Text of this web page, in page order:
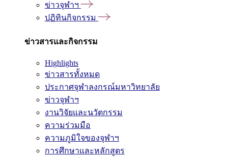
ข่าวจุฬาฯ
ปฏิทินกิจกรรม
ข่าวสารและกิจกรรม
Highlights
ข่าวสารทั้งหมด
ประกาศจุฬาลงกรณ์มหาวิทยาลัย
ข่าวจุฬาฯ
งานวิจัยและนวัตกรรม
ความร่วมมือ
ความภูมิใจของจุฬาฯ
การศึกษาและหลักสูตร